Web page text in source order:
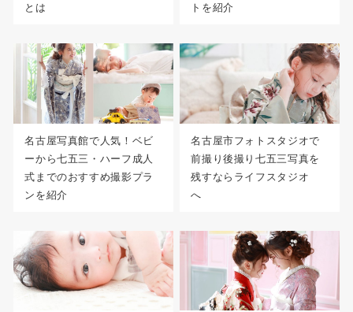
とは
トを紹介
名古屋写真館で人気！ベビ
ーから七五三・ハーフ成人
式までのおすすめ撮影プラ
ンを紹介
名古屋市フォトスタジオで
前撮り後撮り七五三写真を
残すならライフスタジオ
へ